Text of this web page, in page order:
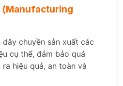
(Manufacturing
chuyền sản xuất các
cụ thể, đảm bảo quá
hiệu quả, an toàn và